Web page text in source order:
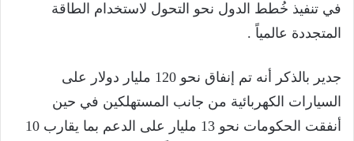
في تنفيذ خُطط الدول نحو التحول لاستخدام الطاقة
المتجددة عالمياً .
جدير بالذكر أنه تم إنفاق نحو 120 مليار دولار على
السيارات الكهربائية من جانب المستهلكين في حين
أنفقت الحكومات نحو 13 مليار على الدعم بما يقارب 10